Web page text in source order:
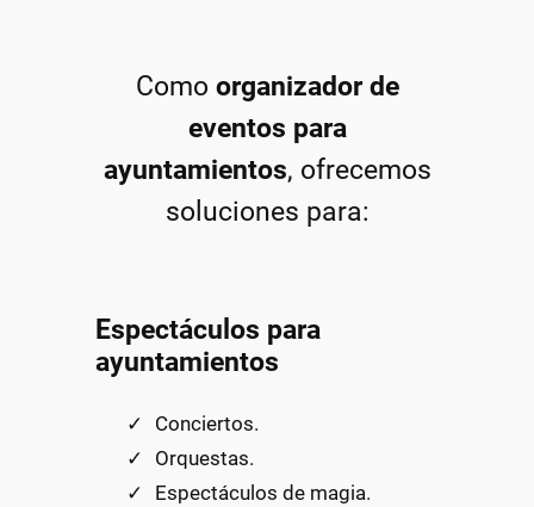
Como organizador de
eventos para
ayuntamientos, ofrecemos
soluciones para:
Espectáculos para
ayuntamientos
Conciertos.
Orquestas.
Espectáculos de magia.